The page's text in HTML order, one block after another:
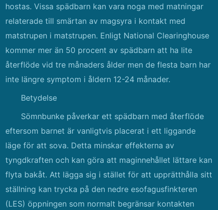
hostas. Vissa spädbarn kan vara noga med matningar
relaterade till smärtan av magsyra i kontakt med
matstrupen i matstrupen. Enligt National Clearinghouse
kommer mer än 50 procent av spädbarn att ha lite
återflöde vid tre månaders ålder men de flesta barn har
inte längre symptom i åldern 12-24 månader.
Betydelse
Sömnbunke påverkar ett spädbarn med återflöde
eftersom barnet är vanligtvis placerat i ett liggande
läge för att sova. Detta minskar effekterna av
tyngdkraften och kan göra att maginnehållet lättare kan
flyta bakåt. Att lägga sig i stället för att upprätthålla sitt
ställning kan trycka på den nedre esofagusfinkteren
(LES) öppningen som normalt begränsar kontakten